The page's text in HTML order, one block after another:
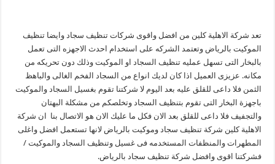
تعد شركة الاهلية كلين من افضل واقوى شركات تنظيف سجاد وايضا تنظيف
الموكيت بالرياض وتعتمد الشركه على استخدام احدث الاجهزه التى تعمل
بالبخار التى تسهل عمليه تنظيف السجاد او الموكيت وذلك دون تحريكه من
مكانه. عزيزى العميل اذا كان لديك انواع من السجاد الفخم الغالى والباهظ
الثمن فلا داعى للقلق عليه بعد اليوم لا شركتنا تقوم بغسيل السجاد والموكيت
باجهزة البخار التى تقوم بتنظيف السجاد وتخلصكم من مشكلة البهتان
والتجفيف فلا داعى للقلق بعد الان فكل ما عليك الان هو الاتصال بنا ان شركة
الاهلية كلين شركة تنظيف سجاد وموكيت بالرياض لانها تستعمل افضل واغلى
المطهرات والمنظفات المستخدمه فى غسيل وتنظيف السجاد والموكيت /
فشركتنا اقوى وافضل شركة تنظيف سجاد بالرياض.